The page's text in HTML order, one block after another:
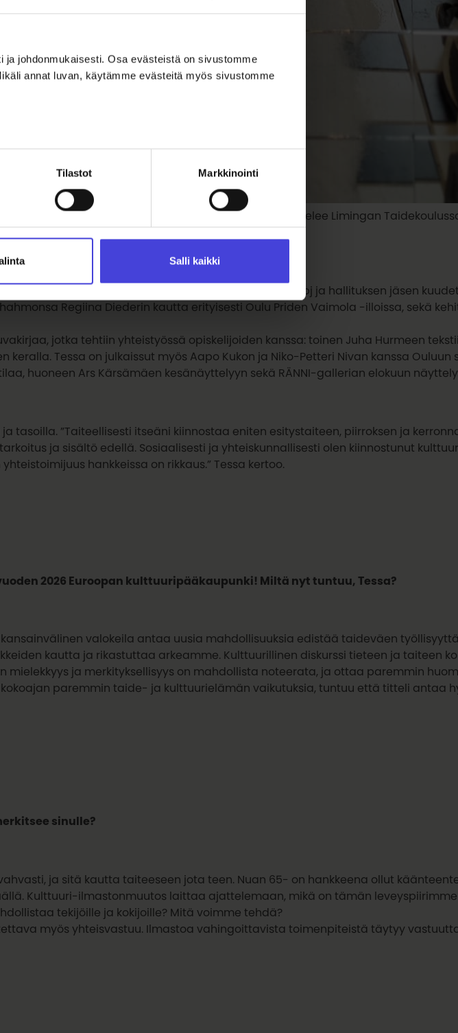
johdonmukaisesti. Osa evästeistä on sivustomme
annat luvan, käytämme evästeitä myös sivustomme
Tilastot Markkinointi
Salli kaikki
monialainen taiteilija ja taiteen opettaja. Tessa työskentelee Limingan
saman kansanopiston teatterilinjalla.
toista toimintakautta sekä Oulun Sarjakuvaseura ry:n vpj ja hallituksen jäsen
Regiina Diederin kautta erityisesti Oulu Priden Vaimola -illoissa, sekä
jotka tehtiin yhteistyössä opiskelijoiden kanssa: toinen Juha Hurmeen
Tessa on julkaissut myös Aapo Kukon ja Niko-Petteri Nivan kanssa
huoneen Ars Kärsämäen kesänäyttelyyn sekä RÄNNI-gallerian elokuun
tasoilla. ”Taiteellisesti itseäni kiinnostaa eniten esitystaiteen, piirroksen ja
ja sisältö edellä. Sosiaalisesti ja yhteiskunnallisesti olen kiinnostunut
hankkeissa on rikkaus.” Tessa kertoo.
2026 Euroopan kulttuuripääkaupunki! Miltä nyt tuntuu, Tessa?
valokeila antaa uusia mahdollisuuksia edistää taideväen
kautta ja rikastuttaa arkeamme. Kulttuurillinen diskurssi tieteen ja taiteen
ja merkityksellisyys on mahdollista noteerata, ja ottaa paremmin
paremmin taide- ja kulttuurielämän vaikutuksia, tuntuu että titteli antaa
sinulle?
ja sitä kautta taiteeseen jota teen. Nuan 65- on hankkeena ollut
Kulttuuri-ilmastonmuutos laittaa ajattelemaan, mikä on tämän
tekijöille ja kokijoille? Mitä voimme tehdä?
myös yhteisvastuu. Ilmastoa vahingoittavista toimenpiteistä täytyy